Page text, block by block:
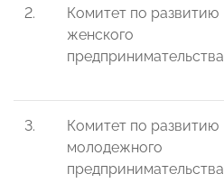
2.
Комитет по развитию
женского
предпринимательства
3.
Комитет по развитию
молодежного
предпринимательства